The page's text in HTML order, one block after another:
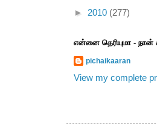
► 2010 (277)
என்னை தெரியுமா - நான்
pichaikaaran
View my complete